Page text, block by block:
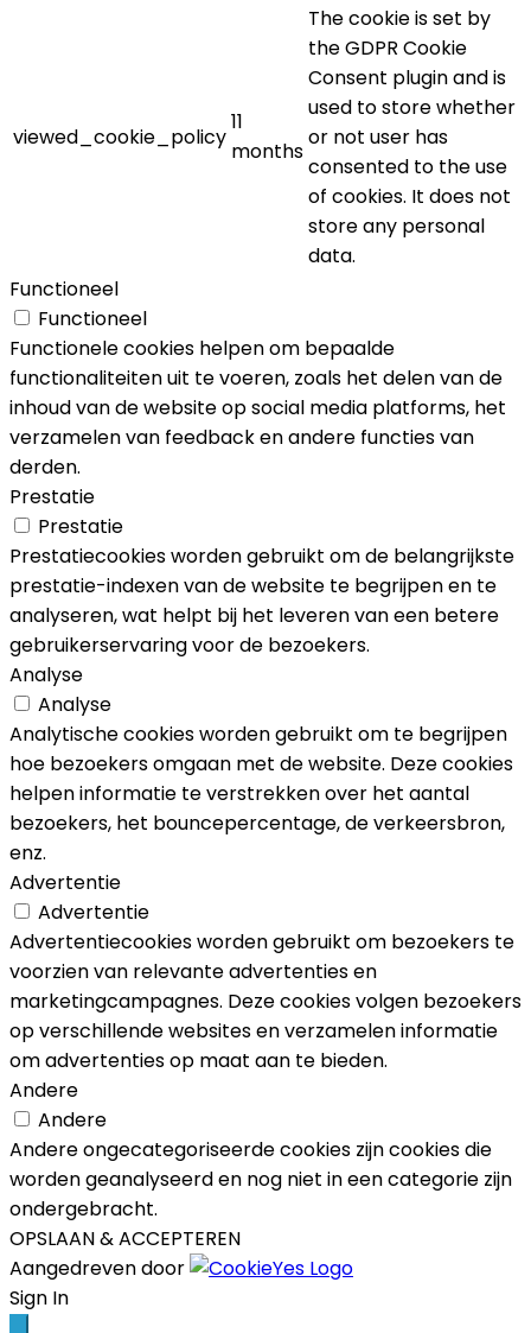
viewed_cookie_policy
11
months
The cookie is set by
the GDPR Cookie
Consent plugin and is
used to store whether
or not user has
consented to the use
of cookies. It does not
store any personal
data.
Functioneel
Functioneel
Functionele cookies helpen om bepaalde
functionaliteiten uit te voeren, zoals het delen van de
inhoud van de website op social media platforms, het
verzamelen van feedback en andere functies van
derden.
Prestatie
Prestatie
Prestatiecookies worden gebruikt om de belangrijkste
prestatie-indexen van de website te begrijpen en te
analyseren, wat helpt bij het leveren van een betere
gebruikerservaring voor de bezoekers.
Analyse
Analyse
Analytische cookies worden gebruikt om te begrijpen
hoe bezoekers omgaan met de website. Deze cookies
helpen informatie te verstrekken over het aantal
bezoekers, het bouncepercentage, de verkeersbron,
enz.
Advertentie
Advertentie
Advertentiecookies worden gebruikt om bezoekers te
voorzien van relevante advertenties en
marketingcampagnes. Deze cookies volgen bezoekers
op verschillende websites en verzamelen informatie
om advertenties op maat aan te bieden.
Andere
Andere
Andere ongecategoriseerde cookies zijn cookies die
worden geanalyseerd en nog niet in een categorie zijn
ondergebracht.
OPSLAAN & ACCEPTEREN
Aangedreven door
Scroll
Sign In